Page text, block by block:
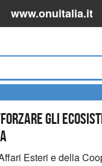
www.onuitalia.it
gli
Esteri e della